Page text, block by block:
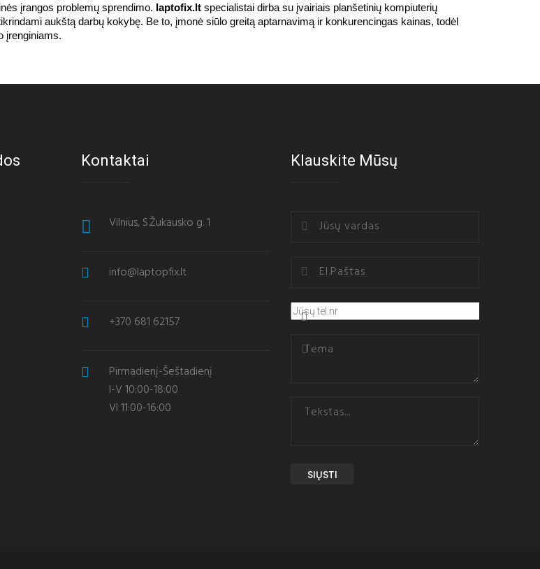
įrangos problemų sprendimo. laptofix.lt specialistai dirba su įvairiais planšetinių kompiuterių
aukštą darbų kokybę. Be to, įmonė siūlo greitą aptarnavimą ir konkurencingas kainas, todėl
įrenginiams.
Kontaktai
Vilnius, S.Žukausko g. 1
info@laptopfix.lt
+370 681 62157
Pirmadienį-Šeštadienį
I-V 10:00-18:00
VI 11:00-16:00
Klauskite Mūsų